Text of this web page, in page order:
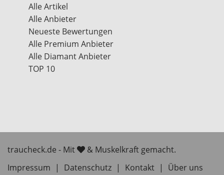
Alle Artikel
Alle Anbieter
Neueste Bewertungen
Alle Premium Anbieter
Alle Diamant Anbieter
TOP 10
traucheck.de - Mit
& Muskelkraft gemacht.
Impressum
| Datenschutz | Kontakt | Über uns